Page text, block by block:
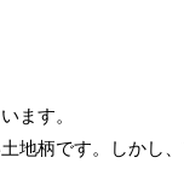
ます。
地柄です。しかし